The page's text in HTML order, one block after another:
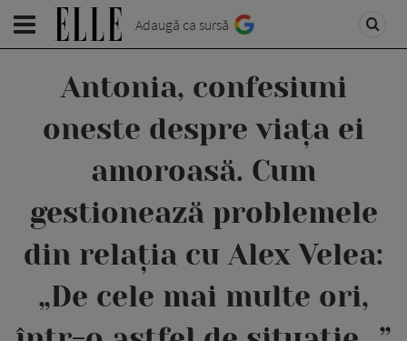
Adaugă ca sursă
Antonia, confesiuni
oneste despre viața ei
amoroasă. Cum
gestionează problemele
din relația cu Alex Velea:
„De cele mai multe ori,